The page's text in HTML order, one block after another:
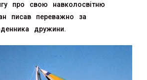
про свою навколосвітню
писав переважно за
дружини.